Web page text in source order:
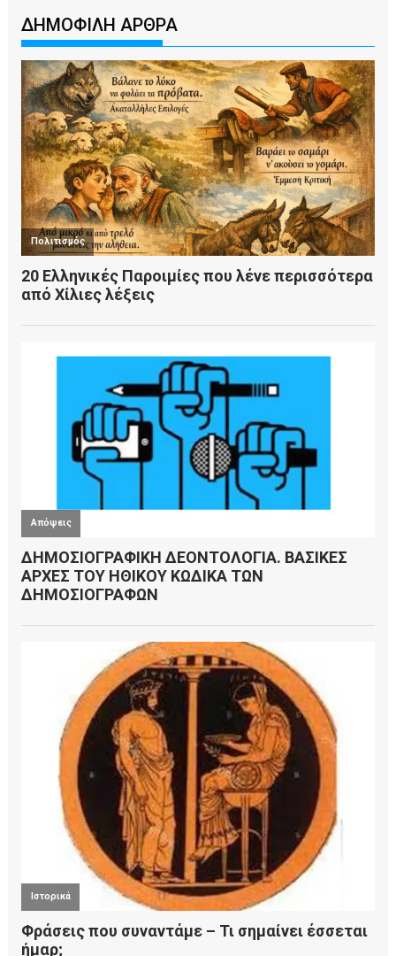
ΔΗΜΟΦΙΛΗ ΑΡΘΡΑ